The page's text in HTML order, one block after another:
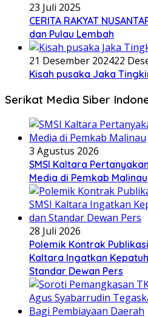
23 Juli 2025
CERITA RAKYAT
dan Pulau Lembah
21 Desember 202422
Kisah pusaka Jaka
Serikat Media Siber
3 Agustus 2026
SMSI Kaltara
Media di Pemkab Malinau
28 Juli 2026
Polemik Kontrak
Kaltara Ingatkan
Standar Dewan Pers